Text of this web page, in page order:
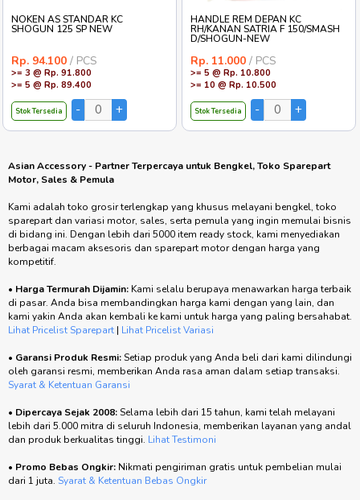
NOKEN AS STANDAR KC
SHOGUN 125 SP NEW
Rp. 94.100 / PCS
>= 3 @ Rp. 91.800
>= 5 @ Rp. 89.400
Stok Tersedia
HANDLE REM DEPAN KC
RH/KANAN SATRIA F 150/SMASH
D/SHOGUN-NEW
Rp. 11.000 / PCS
>= 5 @ Rp. 10.800
>= 10 @ Rp. 10.500
Stok Tersedia
Asian Accessory - Partner Terpercaya untuk Bengkel, Toko Sparepart
Motor, Sales & Pemula
Kami adalah toko grosir terlengkap yang khusus melayani bengkel, toko
sparepart dan variasi motor, sales, serta pemula yang ingin memulai bisnis
di bidang ini. Dengan lebih dari 5000 item ready stock, kami menyediakan
berbagai macam aksesoris dan sparepart motor dengan harga yang
kompetitif.
• Harga Termurah Dijamin: Kami selalu berupaya menawarkan harga terbaik
di pasar. Anda bisa membandingkan harga kami dengan yang lain, dan
kami yakin Anda akan kembali ke kami untuk harga yang paling bersahabat.
Lihat Pricelist Sparepart | Lihat Pricelist Variasi
• Garansi Produk Resmi:Setiap produk yang Anda beli dari kami dilindungi
oleh garansi resmi, memberikan Anda rasa aman dalam setiap transaksi.
Syarat & Ketentuan Garansi
• Dipercaya Sejak 2008:Selama lebih dari 15 tahun, kami telah melayani
lebih dari 5.000 mitra di seluruh Indonesia, memberikan layanan yang andal
dan produk berkualitas tinggi. Lihat Testimoni
• Promo Bebas Ongkir: Nikmati pengiriman gratis untuk pembelian mulai
dari 1 juta. Syarat & Ketentuan Bebas Ongkir